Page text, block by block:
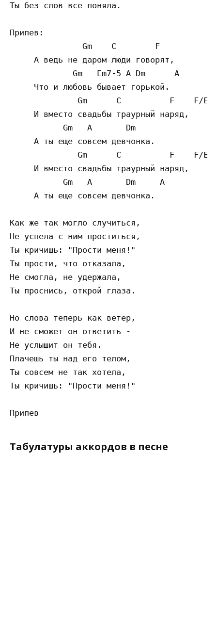
Ты без слов все поняла.
Припев:
               Gm    C        F
     А ведь не даром люди говорят,
             Gm   Em7-5 A Dm      A
     Что и любовь бывает горькой.
Gm      C          F    F/E
     И вместо свадьбы траурный наряд,
           Gm   A       Dm
     А ты еще совсем девчонка.
Gm      C          F    F/E
     И вместо свадьбы траурный наряд,
           Gm   A       Dm     A
     А ты еще совсем девчонка.
Как же так могло случиться,
Не успела с ним проститься,
Ты кричишь: "Прости меня!"
Ты прости, что отказала,
Не смогла, не удержала,
Ты проснись, открой глаза.
Но слова теперь как ветер,
И не сможет он ответить -
Не услышит он тебя.
Плачешь ты над его телом,
Ты совсем не так хотела,
Ты кричишь: "Прости меня!"
Табулатуры аккордов в песне